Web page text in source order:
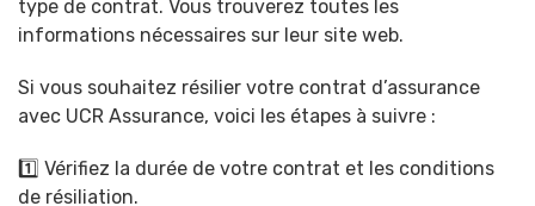
type de contrat. Vous trouverez toutes les
informations nécessaires sur leur site web.
Si vous souhaitez résilier votre contrat d’assurance
avec UCR Assurance, voici les étapes à suivre :
1️⃣ Vérifiez la durée de votre contrat et les conditions
de résiliation.